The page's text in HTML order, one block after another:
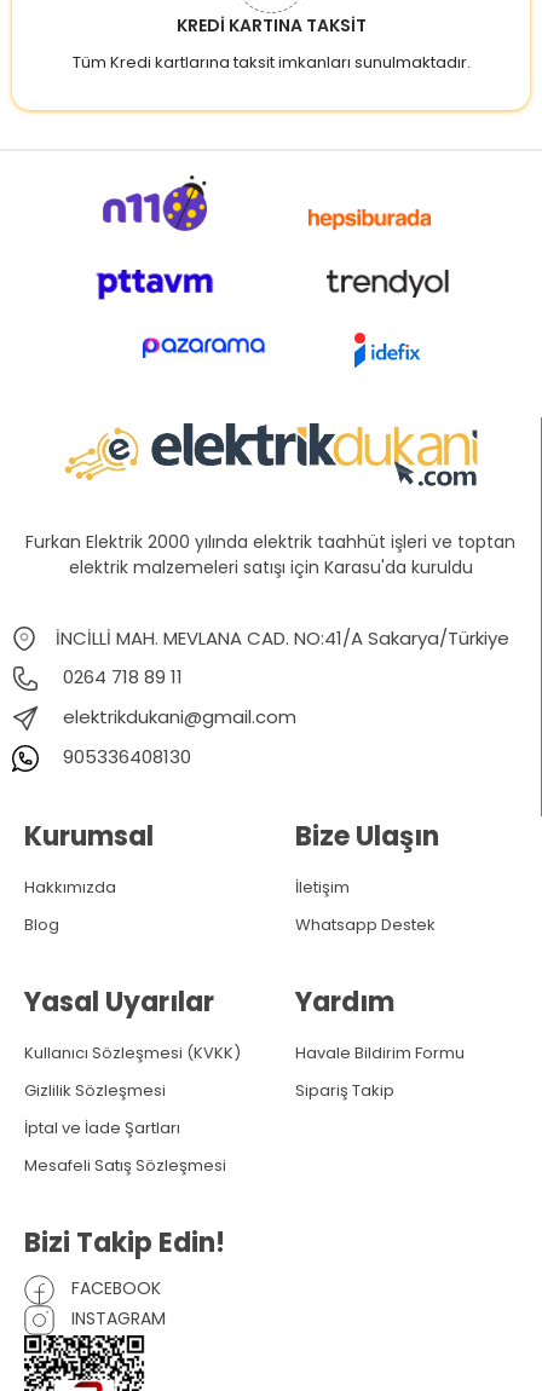
KREDİ KARTINA TAKSİT
Tüm Kredi kartlarına taksit imkanları sunulmaktadır.
Furkan Elektrik 2000 yılında elektrik taahhüt işleri ve toptan
elektrik malzemeleri satışı için Karasu'da kuruldu
İNCİLLİ MAH. MEVLANA CAD. NO:41/A Sakarya/Türkiye
0264 718 89 11
elektrikdukani@gmail.com
905336408130
Kurumsal
Hakkımızda
Blog
Yasal Uyarılar
Kullanıcı Sözleşmesi (KVKK)
Gizlilik Sözleşmesi
İptal ve İade Şartları
Mesafeli Satış Sözleşmesi
Bize Ulaşın
İletişim
Whatsapp Destek
Yardım
Havale Bildirim Formu
Sipariş Takip
Bizi Takip Edin!
FACEBOOK
INSTAGRAM